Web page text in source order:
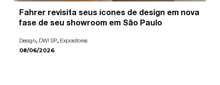
Fahrer revisita seus ícones de design em nova
fase de seu showroom em São Paulo
Design, DW! SP, Expositores
08/06/2026